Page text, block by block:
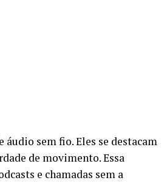
áudio sem fio. Eles se destacam
de movimento. Essa
e chamadas sem a